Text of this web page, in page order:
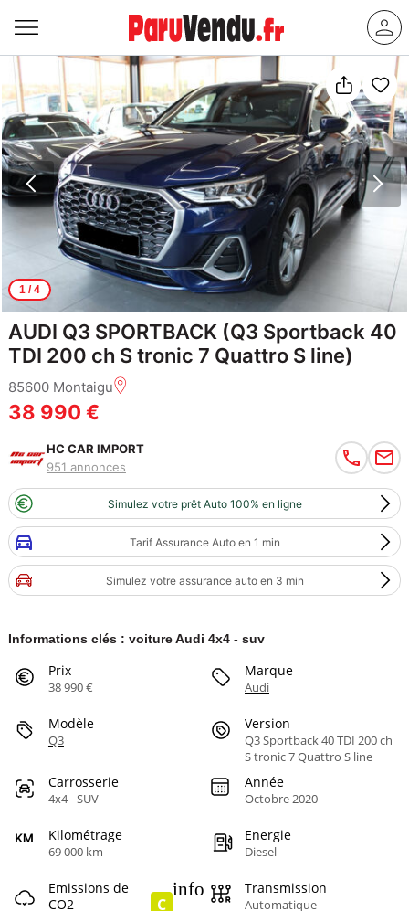
1/ 4
AUDI Q3 SPORTBACK (Q3 Sportback 40
TDI 200 ch S tronic 7 Quattro S line)
85600 Montaigu
38 990 €
HC CAR IMPORT
951 annonces
Simulez votre prêt Auto 100% en ligne
Tarif Assurance Auto en 1 min
Simulez votre assurance auto en 3 min
Informations clés : voiture Audi 4x4 - suv
Prix
38 990 €
Marque
Audi
Modèle
Q3
Version
Q3 Sportback 40 TDI 200 ch
S tronic 7 Quattro S line
Carrosserie
4x4 - SUV
Année
Octobre 2020
Kilométrage
69 000 km
Energie
Diesel
Emissions de
CO2
C
info Transmission
Automatique